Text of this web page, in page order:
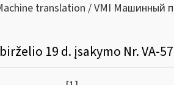
translation / VMI Машинный